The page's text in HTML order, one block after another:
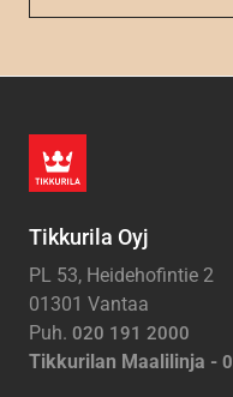
Tikkurila Oyj
PL 53, Heidehofintie 2
01301 Vantaa
Puh. 020 191 2000
Tikkurilan Maalilinja -